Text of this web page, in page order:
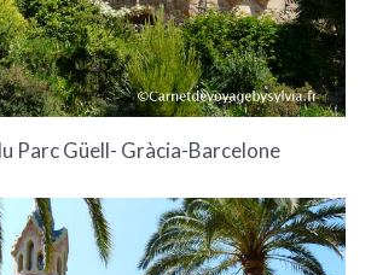
Parc Güell- Gràcia-Barcelone